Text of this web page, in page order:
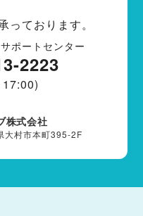
っております。
ポートセンター
2223
株式会社
大村市本町395-2F